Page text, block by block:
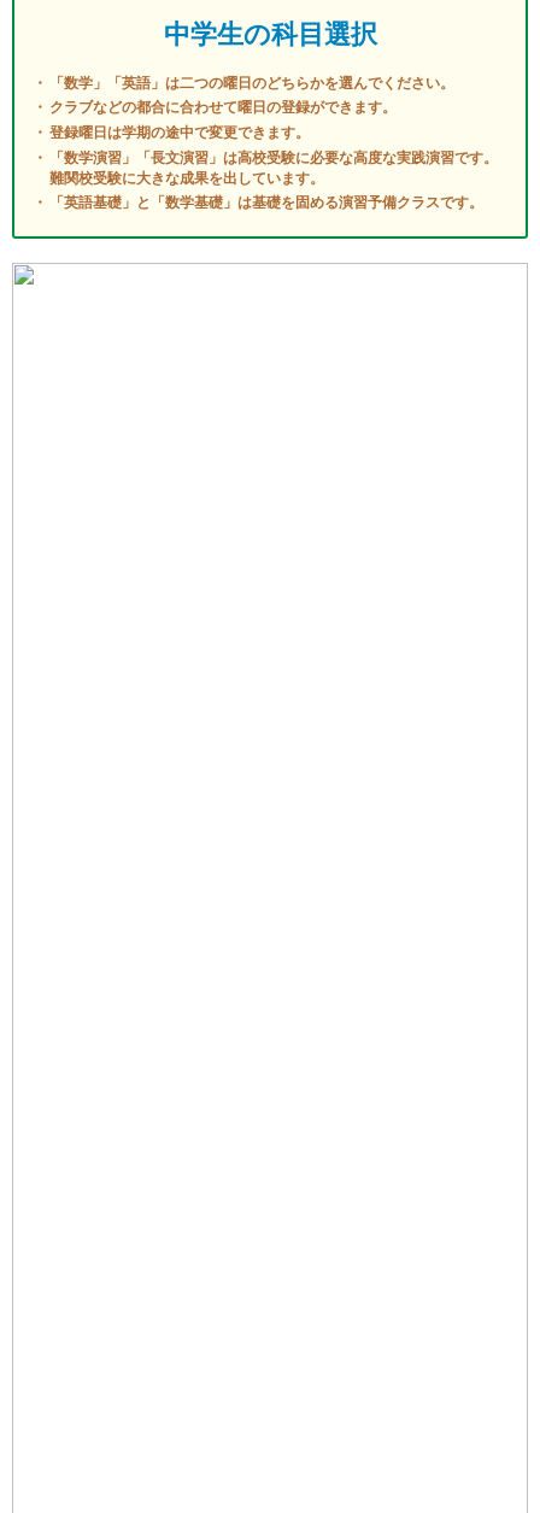
中学生の科目選択
「数学」「英語」は二つの曜日のどちらかを選んでください。
クラブなどの都合に合わせて曜日の登録ができます。
登録曜日は学期の途中で変更できます。
「数学演習」「長文演習」は高校受験に必要な高度な実践演習です。
難関校受験に大きな成果を出しています。
「英語基礎」と「数学基礎」は基礎を固める演習予備クラスです。